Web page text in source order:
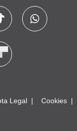
Legal Cookies